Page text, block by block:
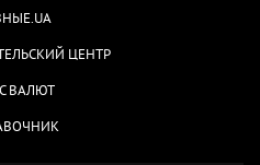
ЦЕНТР
ВАЛЮТ